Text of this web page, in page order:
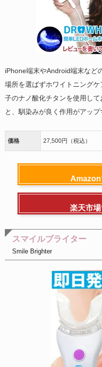
iPhone端末やAndroid端末など
場所を選ばずホワイトニング
子のナノ酸化チタンを使用し
と、馴染みが良く作用がアッ
価格 27,500円（税込）
Amazon
楽天市
スマイルブライター
Smile Brighter